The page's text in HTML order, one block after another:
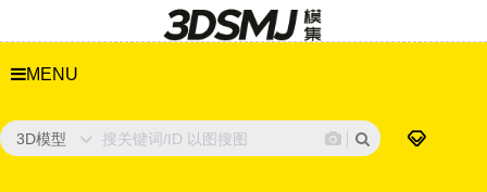
MENU
3D模型